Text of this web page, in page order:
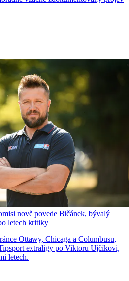
nově povede Bičánek, bývalý
letech kritiky
Ottawy, Chicaga a Columbusu,
extraligy po Viktoru Ujčíkovi,
letech.